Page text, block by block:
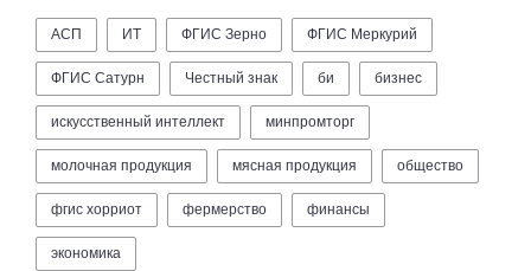
АСП ИТ ФГИС Зерно ФГИС Меркурий
ФГИС Сатурн Честный знак би бизнес
искусственный интеллект минпромторг
молочная продукция мясная продукция общество
фгис хорриот фермерство финансы
экономика